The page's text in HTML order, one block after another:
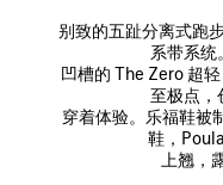
别致的五趾分离式跑
系带系统
凹槽的 The Zero 超
至极点，
穿着体验。乐福鞋被
鞋，
上翘，